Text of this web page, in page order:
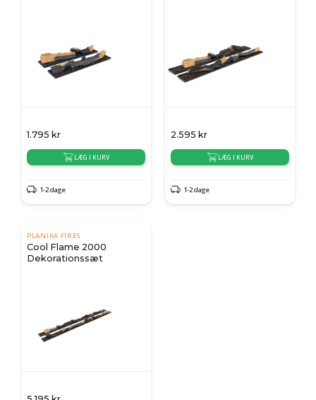
1.795 kr
LÆG I KURV
1-2 dage
2.595 kr
LÆG I KURV
1-2 dage
PLANIKA FIRES
Cool Flame 2000
Dekorationssæt